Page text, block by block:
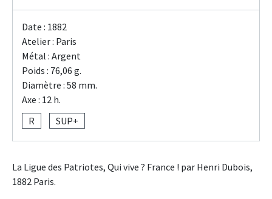
Date : 1882
Atelier : Paris
Métal : Argent
Poids : 76,06 g.
Diamètre : 58 mm.
Axe : 12 h.
R
SUP+
La Ligue des Patriotes, Qui vive ? France ! par Henri Dubois,
1882 Paris.